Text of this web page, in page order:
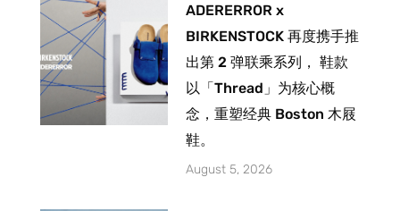
ADERERROR x
BIRKENSTOCK 再度携手推
出第 2 弹联乘系列， 鞋款
以「Thread」为核心概
念，重塑经典 Boston 木屐
鞋。
August 5, 2026